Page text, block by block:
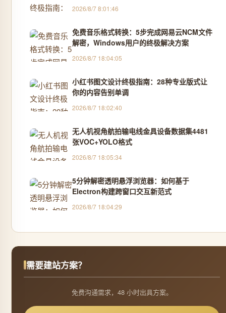
2026/8/7 8:01:46
免费音乐格式转换：5步完成网易云NCM文件
解密，Windows用户的终极解决方案
2026/8/7 18:04:05
小红书图文设计终极指南：28种专业版式让
你的内容告别单调
2026/8/7 18:02:40
无人机视角航拍输电线金具设备数据集4481
张VOC+YOLO格式
2026/8/7 18:05:34
5分钟解密透明悬浮浏览器：如何基于
Electron构建跨窗口交互新范式
2026/8/7 18:04:29
需要建站方案？
免费沟通需求，48 小时出具方案。